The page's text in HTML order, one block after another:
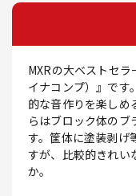
MXRの大ベストセ
イナコンプ）』です
的な音作りを楽しめ
らはブロック体の
す。筐体に塗装剥げ
すが、比較的きれい
か。